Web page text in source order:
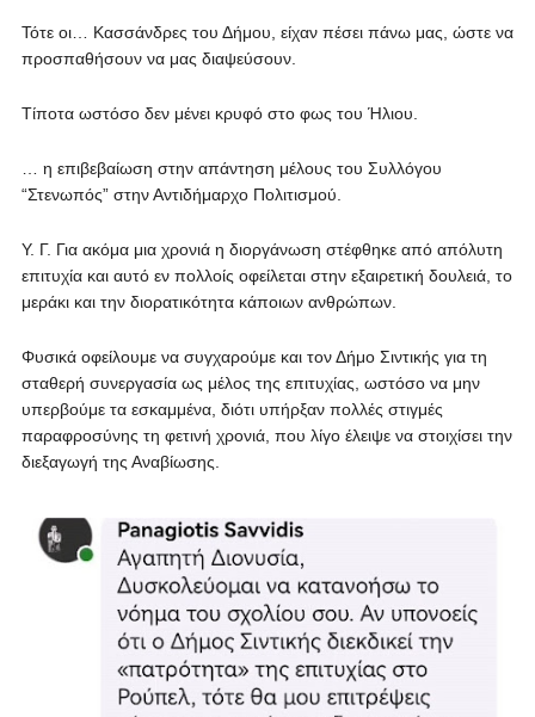
Τότε οι… Κασσάνδρες του Δήμου, είχαν πέσει πάνω μας, ώστε να
προσπαθήσουν να μας διαψεύσουν.
Τίποτα ωστόσο δεν μένει κρυφό στο φως του Ήλιου.
… η επιβεβαίωση στην απάντηση μέλους του Συλλόγου
“Στενωπός” στην Αντιδήμαρχο Πολιτισμού.
Υ. Γ. Για ακόμα μια χρονιά η διοργάνωση στέφθηκε από απόλυτη
επιτυχία και αυτό εν πολλοίς οφείλεται στην εξαιρετική δουλειά, το
μεράκι και την διορατικότητα κάποιων ανθρώπων.
Φυσικά οφείλουμε να συγχαρούμε και τον Δήμο Σιντικής για τη
σταθερή συνεργασία ως μέλος της επιτυχίας, ωστόσο να μην
υπερβούμε τα εσκαμμένα, διότι υπήρξαν πολλές στιγμές
παραφροσύνης τη φετινή χρονιά, που λίγο έλειψε να στοιχίσει την
διεξαγωγή της Αναβίωσης.